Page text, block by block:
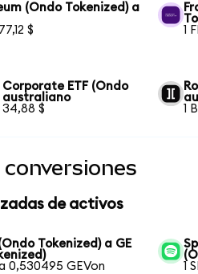
(Ondo Tokenized) a
$
1
ETF (Ondo
australiano
34,88 $
1
de activos
Tokenized) a GE
0,530495 GEVon
1